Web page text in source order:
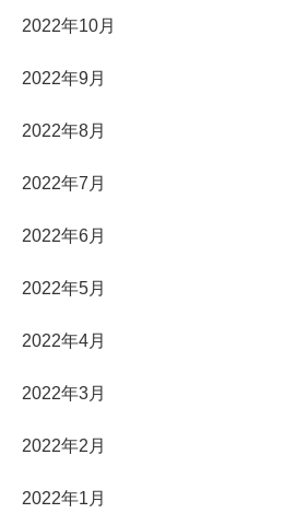
2022年10月
2022年9月
2022年8月
2022年7月
2022年6月
2022年5月
2022年4月
2022年3月
2022年2月
2022年1月